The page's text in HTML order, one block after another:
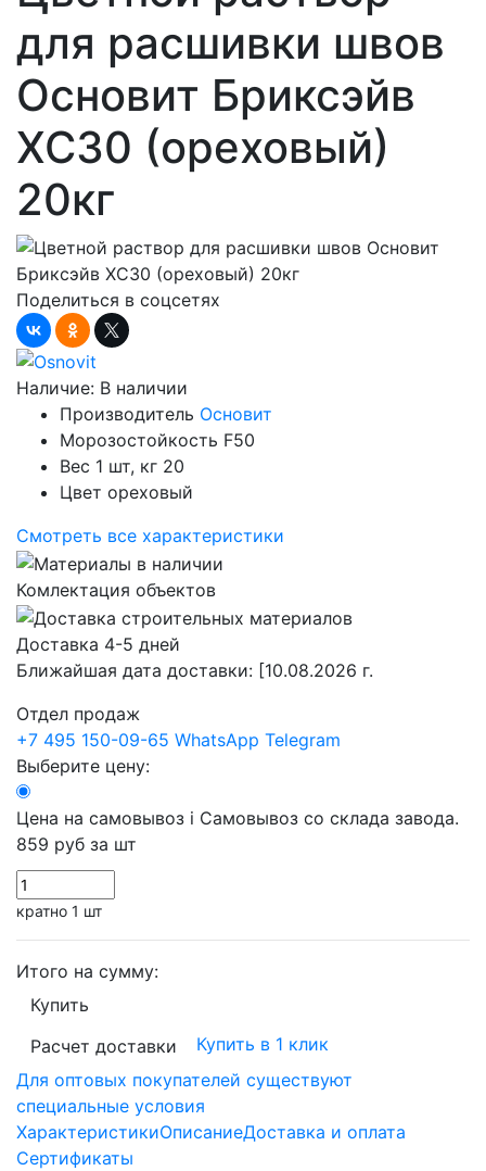
для расшивки швов
Основит Бриксэйв
XC30 (ореховый)
20кг
Поделиться в соцсетях
Наличие: В наличии
Производитель Основит
Морозостойкость F50
Вес 1 шт, кг 20
Цвет ореховый
Смотреть все характеристики
Комлектация объектов
Доставка 4-5 дней
Ближайшая дата доставки: [10.08.2026 г.
Отдел продаж
+7 495 150-09-65 WhatsApp Telegram
Выберите цену:
Цена на самовывоз i Самовывоз со склада завода.
859 руб за шт
кратно 1 шт
Итого на сумму:
Купить
Расчет доставки
Купить в 1 клик
Для оптовых покупателей существуют
специальные условия
ХарактеристикиОписаниеДоставка и оплата
Сертификаты